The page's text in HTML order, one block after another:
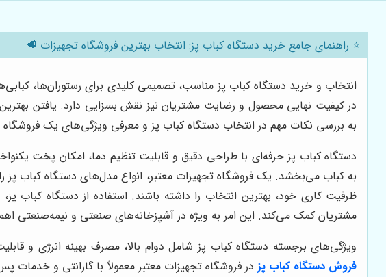
⭐️ راهنمای جامع خرید دستگاه کباب پز: انتخاب بهترین فروشگاه تجهیزات 🥩
انتخاب و خرید دستگاه کباب پز مناسب، تصمیمی کلیدی برای رستوران‌ها،
در کیفیت نهایی محصول و رضایت مشتریان نیز نقش بسزایی دارد. یافتن
به بررسی نکات مهم در انتخاب دستگاه کباب پز و معرفی ویژگی‌های یک فروشگاه
دستگاه کباب پز حرفه‌ای با طراحی دقیق و قابلیت تنظیم دما، امکان پخت
به کباب می‌بخشد. یک فروشگاه تجهیزات معتبر، انواع مدل‌های دستگاه کباب پز
ظرفیت کاری خود، بهترین انتخاب را داشته باشند. استفاده از دستگاه
مشتریان کمک می‌کند. این امر به ویژه در آشپزخانه‌های صنعتی و نیمه‌صنعتی
ویژگی‌های برجسته دستگاه کباب پز شامل دوام بالا، مصرف بهینه انرژی و
فروش دستگاه کباب پز در فروشگاه تجهیزات معتبر معمولاً با گارانتی و خدمات